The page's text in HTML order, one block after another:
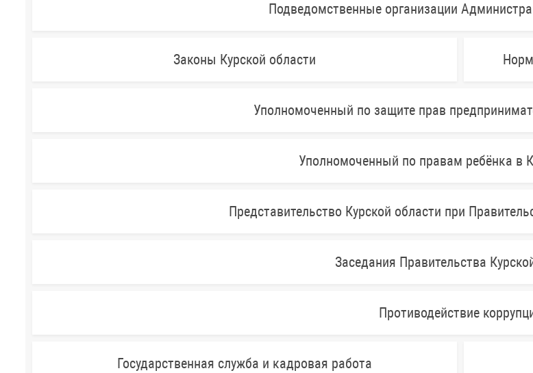
Подведомственные организации
Законы Курской области
Уполномоченный по защите прав
Уполномоченный по правам ребёнка в
Представительство Курской области при
Заседания Правительства
Противодействие
Государственная служба и кадровая работа